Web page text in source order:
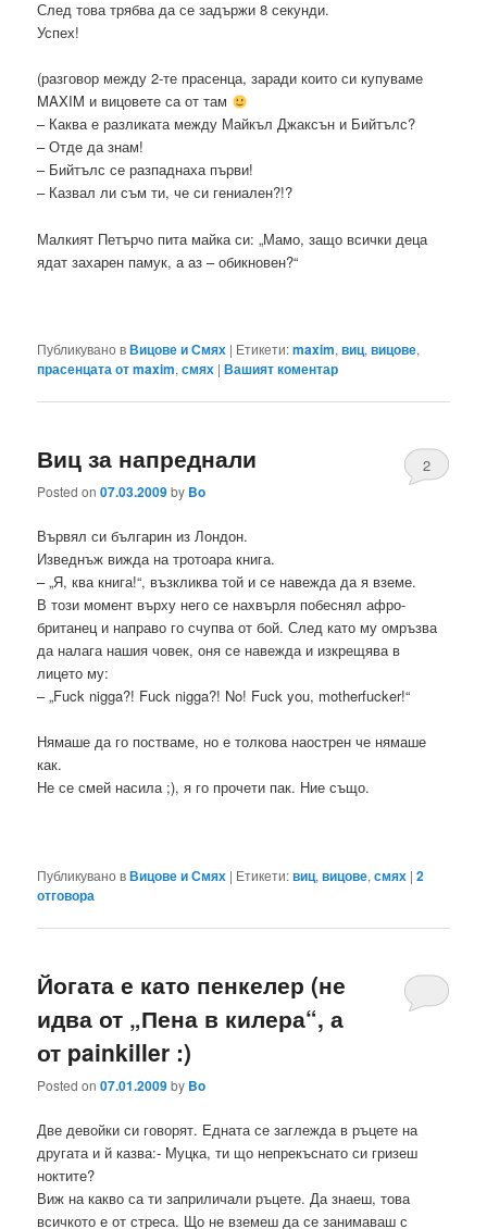
След това трябва да се задържи 8 секунди.
Успех!
(разговор между 2-те прасенца, заради които си купуваме
MAXIM и вицовете са от там
– Каква е разликата между Майкъл Джаксън и Бийтълс?
– Отде да знам!
– Бийтълс се разпаднаха първи!
– Казвал ли съм ти, че си гениален?!?
Малкият Петърчо пита майка си: „Мамо, защо всички деца
ядат захарен памук, а аз – обикновен?“
Публикувано вВицове и Смях | Етикети:maxim,виц,вицове,
прасенцата от maxim,смях |Вашият коментар
Виц за напреднали
Posted on07.03.2009by Bo
2
Вървял си българин из Лондон.
Изведнъж вижда на тротоара книга.
– „Я, ква книга!“, възкликва той и се навежда да я вземе.
В този момент върху него се нахвърля побеснял афро-
британец и направо го счупва от бой. След като му омръзва
да налага нашия човек, оня се навежда и изкрещява в
лицето му:
– „Fuck nigga?! Fuck nigga?! No! Fuck you, motherfucker!“
Нямаше да го постваме, но е толкова наострен че нямаше
как.
Не се смей насила ;), я го прочети пак. Ние също.
Публикувано вВицове и Смях | Етикети:виц,вицове,смях |2
отговора
Йогата е като пенкелер (не
идва от „Пена в килера“, а
от painkiller :)
Posted on07.01.2009by Bo
Две девойки си говорят. Едната се заглежда в ръцете на
другата и й казва:- Муцка, ти що непрекъснато си гризеш
ноктите?
Виж на какво са ти заприличали ръцете. Да знаеш, това
всичкото е от стреса. Що не вземеш да се занимаваш с